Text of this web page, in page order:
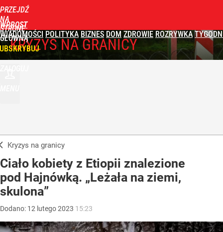
PRZEJDŹ
NA
STRONĘ
GŁÓWNĄ
WPROST
WIADOMOŚCI POLITYKA BIZNES DOM ZDROWIE ROZRYWKA
KRYZYS NA GRANICY
Kryzys na granicy
Ciało kobiety z Etiopii znalezione
pod Hajnówką. „Leżała na ziemi,
skulona”
Dodano: 12 lutego2023 15:23